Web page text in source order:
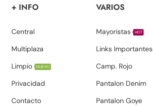
+ INFO
Central
Multiplaza
Limpio
NUEVO
Privacidad
Contacto
VARIOS
Mayoristas HOT
Links Importantes
Camp. Rojo
Pantalon Denim
Pantalon Goye